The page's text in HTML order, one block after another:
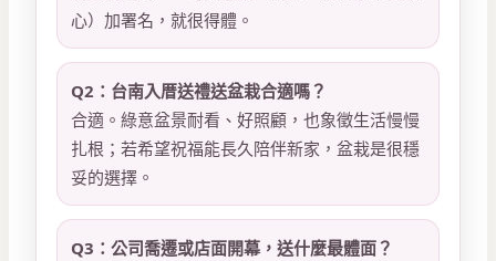
心）加署名，就很得體。
Q2：台南入厝送禮送盆栽合適嗎？
合適。綠意盆景耐看、好照顧，也象徵生活慢慢
扎根；若希望祝福能長久陪伴新家，盆栽是很穩
妥的選擇。
Q3：公司喬遷或店面開幕，送什麼最體面？